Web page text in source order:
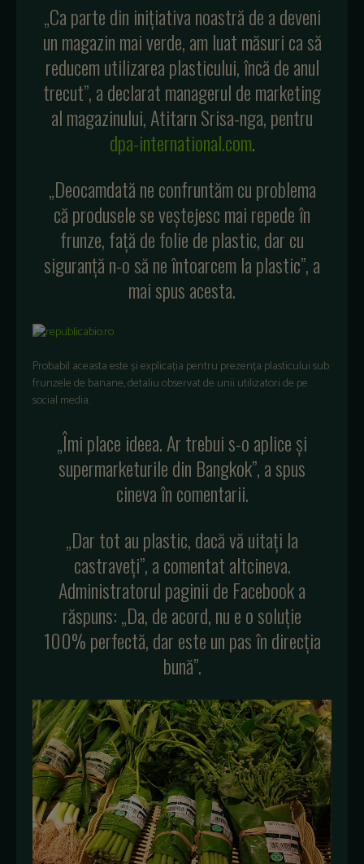
„Ca parte din inițiativa noastră de a deveni
un magazin mai verde, am luat măsuri ca să
reducem utilizarea plasticului, încă de anul
trecut”, a declarat managerul de marketing
al magazinului, Atitarn Srisa-nga, pentru
dpa-international.com.
„Deocamdată ne confruntăm cu problema
că produsele se veștejesc mai repede în
frunze, față de folie de plastic, dar cu
siguranță n-o să ne întoarcem la plastic”, a
mai spus acesta.
Probabil aceasta este și explicația pentru prezența plasticului sub
frunzele de banane, detaliu observat de unii utilizatori de pe
social media.
„Îmi place ideea. Ar trebui s-o aplice și
supermarketurile din Bangkok”, a spus
cineva în comentarii.
„Dar tot au plastic, dacă vă uitați la
castraveți”, a comentat altcineva.
Administratorul paginii de Facebook a
răspuns: „Da, de acord, nu e o soluție
100% perfectă, dar este un pas în direcția
bună”.